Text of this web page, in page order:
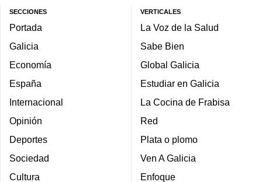
SECCIONES
Portada
Galicia
Economía
España
Internacional
Opinión
Deportes
Sociedad
Cultura
VERTICALES
La Voz de la Salud
Sabe Bien
Global Galicia
Estudiar en Galicia
La Cocina de Frabisa
Red
Plata o plomo
Ven A Galicia
Enfoque